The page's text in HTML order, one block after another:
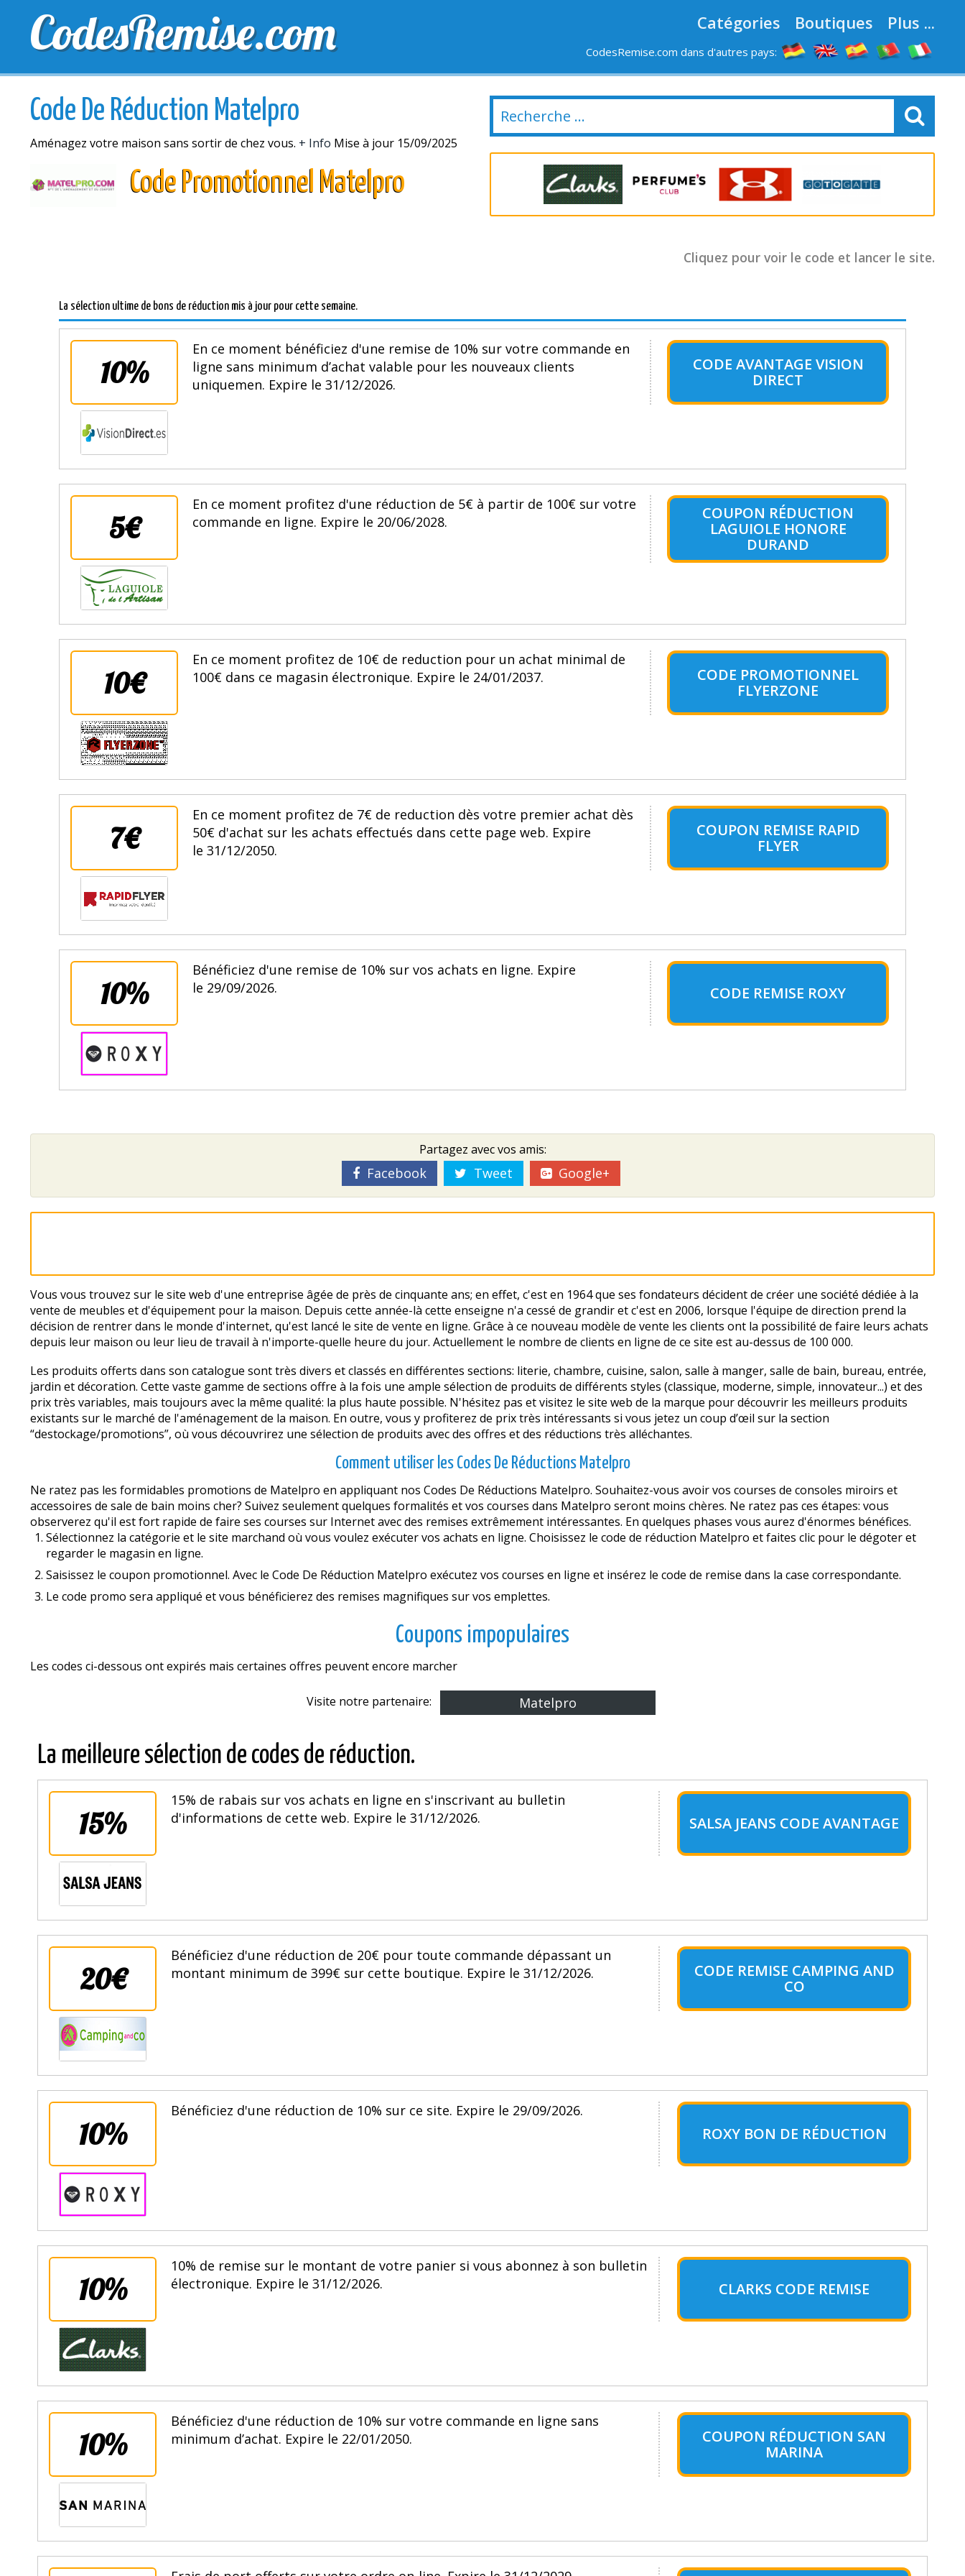
CodesRemise.com Catégories Boutiques Plus ...
CodesRemise.com dans d'autres pays:
MEILLEURS CODES PROMO CODES PROMO EXCLUSIFS DERNIERS JOURS NOUVELLES MAGASINS
Code De Réduction Matelpro
Aménagez votre maison sans sortir de chez vous. + Info Mise à jour 15/09/2025
Code Promotionnel Matelpro
Cliquez pour voir le code et lancer le site.
La sélection ultime de bons de réduction mis à jour pour cette semaine.
10%
En ce moment bénéficiez d'une remise de 10% sur votre commande en
ligne sans minimum d’achat valable pour les nouveaux clients
uniquemen. Expire le 31/12/2026.
CODE AVANTAGE VISION
DIRECT
5€
En ce moment profitez d'une réduction de 5€ à partir de 100€ sur votre
commande en ligne. Expire le 20/06/2028.
COUPON RÉDUCTION
LAGUIOLE HONORE
DURAND
10€
En ce moment profitez de 10€ de reduction pour un achat minimal de
100€ dans ce magasin électronique. Expire le 24/01/2037.
CODE PROMOTIONNEL
FLYERZONE
7€
En ce moment profitez de 7€ de reduction dès votre premier achat dès
50€ d'achat sur les achats effectués dans cette page web. Expire
le 31/12/2050.
COUPON REMISE RAPID
FLYER
10%
Bénéficiez d'une remise de 10% sur vos achats en ligne. Expire
le 29/09/2026.
CODE REMISE ROXY
Partagez avec vos amis:
Facebook Tweet Google+
Vous vous trouvez sur le site web d'une entreprise âgée de près de cinquante ans; en effet, c'est en 1964 que ses fondateurs décident de créer une société dédiée à la
vente de meubles et d'équipement pour la maison. Depuis cette année-là cette enseigne n'a cessé de grandir et c'est en 2006, lorsque l'équipe de direction prend la
décision de rentrer dans le monde d'internet, qu'est lancé le site de vente en ligne. Grâce à ce nouveau modèle de vente les clients ont la possibilité de faire leurs achats
depuis leur maison ou leur lieu de travail à n'importe-quelle heure du jour. Actuellement le nombre de clients en ligne de ce site est au-dessus de 100 000.
Les produits offerts dans son catalogue sont très divers et classés en différentes sections: literie, chambre, cuisine, salon, salle à manger, salle de bain, bureau, entrée,
jardin et décoration. Cette vaste gamme de sections offre à la fois une ample sélection de produits de différents styles (classique, moderne, simple, innovateur...) et des
prix très variables, mais toujours avec la même qualité: la plus haute possible. N'hésitez pas et visitez le site web de la marque pour découvrir les meilleurs produits
existants sur le marché de l'aménagement de la maison. En outre, vous y profiterez de prix très intéressants si vous jetez un coup d’œil sur la section
“destockage/promotions”, où vous découvrirez une sélection de produits avec des offres et des réductions très alléchantes.
Comment utiliser les Codes De Réductions Matelpro
Ne ratez pas les formidables promotions de Matelpro en appliquant nos Codes De Réductions Matelpro. Souhaitez-vous avoir vos courses de consoles miroirs et
accessoires de sale de bain moins cher? Suivez seulement quelques formalités et vos courses dans Matelpro seront moins chères. Ne ratez pas ces étapes: vous
observerez qu'il est fort rapide de faire ses courses sur Internet avec des remises extrêmement intéressantes. En quelques phases vous aurez d'énormes bénéfices.
Sélectionnez la catégorie et le site marchand où vous voulez exécuter vos achats en ligne. Choisissez le code de réduction Matelpro et faites clic pour le dégoter et
regarder le magasin en ligne.
Saisissez le coupon promotionnel. Avec le Code De Réduction Matelpro exécutez vos courses en ligne et insérez le code de remise dans la case correspondante.
Le code promo sera appliqué et vous bénéficierez des remises magnifiques sur vos emplettes.
Coupons impopulaires
Les codes ci-dessous ont expirés mais certaines offres peuvent encore marcher
Visite notre partenaire: Matelpro
La meilleure sélection de codes de réduction.
15%
15% de rabais sur vos achats en ligne en s'inscrivant au bulletin
d'informations de cette web. Expire le 31/12/2026.
SALSA JEANS CODE AVANTAGE
20€
Bénéficiez d'une réduction de 20€ pour toute commande dépassant un
montant minimum de 399€ sur cette boutique. Expire le 31/12/2026.
CODE REMISE CAMPING AND
CO
10%
Bénéficiez d'une réduction de 10% sur ce site. Expire le 29/09/2026.
ROXY BON DE RÉDUCTION
10%
10% de remise sur le montant de votre panier si vous abonnez à son bulletin
électronique. Expire le 31/12/2026.
CLARKS CODE REMISE
10%
Bénéficiez d'une réduction de 10% sur votre commande en ligne sans
minimum d’achat. Expire le 22/01/2050.
COUPON RÉDUCTION SAN
MARINA